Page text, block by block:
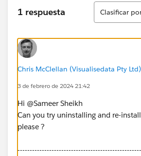
1 respuesta
Ordenar
Clasificar
Chris McClellan (Visualisedata Pty Ltd)
3 de febrero de 2024 21:42
Hi @Sameer Sheikh​
Can you try uninstalling and re-
please ?